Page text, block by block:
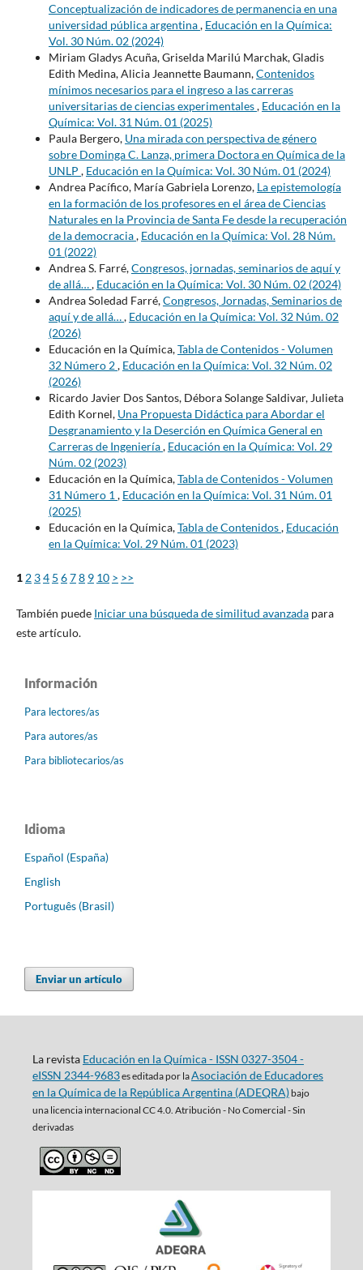
Conceptualización de indicadores de permanencia en una
universidad pública argentina, Educación en la Química:
Vol. 30 Núm. 02 (2024)
Miriam Gladys Acuña, Griselda Marilú Marchak, Gladis
Edith Medina, Alicia Jeannette Baumann,Contenidos
mínimos necesarios para el ingreso a las carreras
universitarias de ciencias experimentales, Educación en la
Química: Vol. 31 Núm. 01 (2025)
Paula Bergero, Una mirada con perspectiva de género
sobre Dominga C. Lanza, primera Doctora en Química de la
UNLP , Educación en la Química: Vol. 30 Núm. 01 (2024)
Andrea Pacífico, María Gabriela Lorenzo, La epistemología
en la formación de los profesores en el área de Ciencias
Naturales en la Provincia de Santa Fe desde la recuperación
de la democracia, Educación en la Química: Vol. 28 Núm.
01 (2022)
Andrea S. Farré,Congresos, jornadas, seminarios de aquí y
de allá…, Educación en la Química: Vol. 30 Núm. 02 (2024)
Andrea Soledad Farré,Congresos, Jornadas, Seminarios de
aquí y de allá…, Educación en la Química: Vol. 32 Núm. 02
(2026)
Educación en la Química,Tabla de Contenidos - Volumen
32 Número 2, Educación en la Química: Vol. 32 Núm. 02
(2026)
Ricardo Javier Dos Santos, Débora Solange Saldivar, Julieta
Edith Kornel, Una Propuesta Didáctica para Abordar el
Desgranamiento y la Deserción en Química General en
Carreras de Ingeniería, Educación en la Química: Vol. 29
Núm. 02 (2023)
Educación en la Química,Tabla de Contenidos - Volumen
31 Número 1 , Educación en la Química: Vol. 31 Núm. 01
(2025)
Educación en la Química,Tabla de Contenidos, Educación
en la Química: Vol. 29 Núm. 01 (2023)
1 2 34 5 678 9 10 > >>
También puede Iniciar una búsqueda de similitud avanzadapara
este artículo.
Información
Para lectores/as
Para autores/as
Para bibliotecarios/as
Idioma
Español (España)
English
Português (Brasil)
Enviar un artículo
La revista Educación en la Química - ISSN 0327-3504 -
eISSN 2344-9683es editada por laAsociación de Educadores
en la Química de la República Argentina (ADEQRA)bajo
una licencia internacional CC 4.0. Atribución - No Comercial - Sin
derivadas